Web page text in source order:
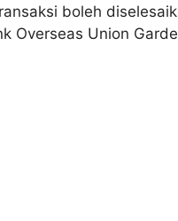
boleh
Overseas Union